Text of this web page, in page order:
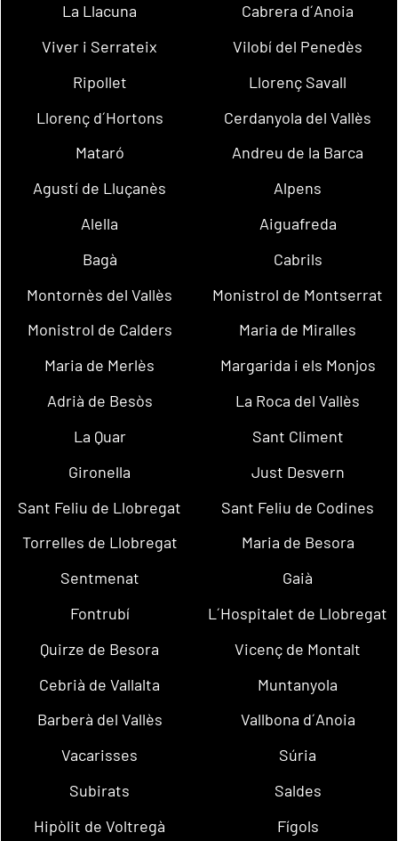
La Llacuna
Cabrera d´Anoia
Viver i Serrateix
Vilobí del Penedès
Ripollet
Llorenç Savall
Llorenç d´Hortons
Cerdanyola del Vallès
Mataró
Andreu de la Barca
Agustí de Lluçanès
Alpens
Alella
Aiguafreda
Bagà
Cabrils
Montornès del Vallès
Monistrol de Montserrat
Monistrol de Calders
Maria de Miralles
Maria de Merlès
Margarida i els Monjos
Adrià de Besòs
La Roca del Vallès
La Quar
Sant Climent
Gironella
Just Desvern
Sant Feliu de Llobregat
Sant Feliu de Codines
Torrelles de Llobregat
Maria de Besora
Sentmenat
Gaià
Fontrubí
L´Hospitalet de Llobregat
Quirze de Besora
Vicenç de Montalt
Cebrià de Vallalta
Muntanyola
Barberà del Vallès
Vallbona d´Anoia
Vacarisses
Súria
Subirats
Saldes
Hipòlit de Voltregà
Fígols